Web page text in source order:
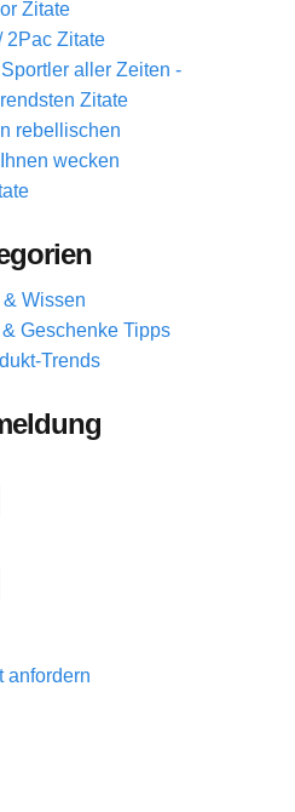
Zitate
2Pac Zitate
aller Zeiten -
Zitate
rebellischen
wecken
Wissen
Geschenke Tipps
Trends
anfordern